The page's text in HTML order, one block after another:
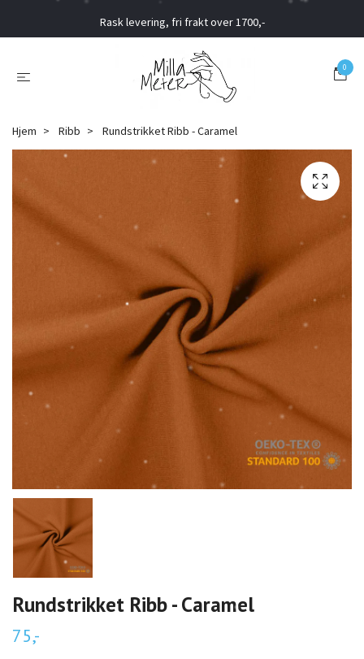
Rask levering, fri frakt over 1700,-
0
Hjem Ribb Rundstrikket Ribb - Caramel
Rundstrikket Ribb - Caramel
75,-